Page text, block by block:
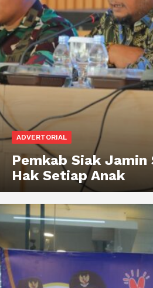
ADVERTORIAL
Pemkab Siak Jamin
Hak Setiap Anak